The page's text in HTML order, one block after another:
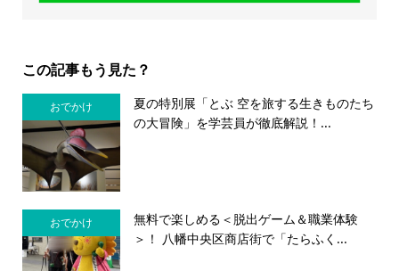
この記事もう見た？
おでかけ
夏の特別展「とぶ 空を旅する生きものたち
の大冒険」を学芸員が徹底解説！...
おでかけ
無料で楽しめる＜脱出ゲーム＆職業体験
＞！ 八幡中央区商店街で「たらふく...